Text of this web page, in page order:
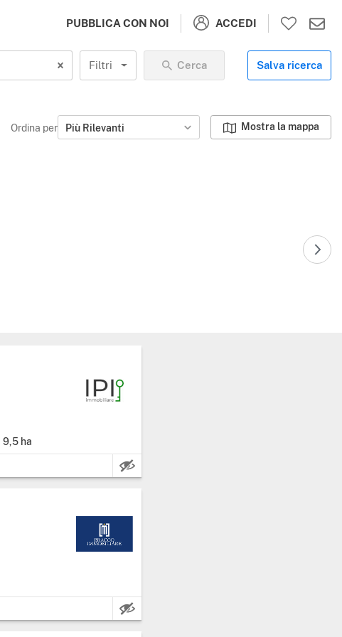
PUBBLICA CON NOI ACCEDI
Filtri Cerca Salva ricerca
Ordina per Più Rilevanti Mostra la mappa
9,5 ha